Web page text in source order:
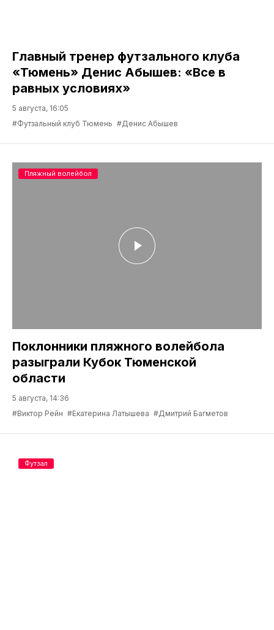
Главный тренер футзального клуба
«Тюмень» Денис Абышев: «Все в
равных условиях»
5 августа, 16:05
#Футзальный клуб Тюмень #Денис Абышев
Поклонники пляжного волейбола
разыграли Кубок Тюменской
области
5 августа, 14:36
#Виктор Рейн #Екатерина Латышева #Дмитрий Багметов
Пляжный волейбол
Футзал